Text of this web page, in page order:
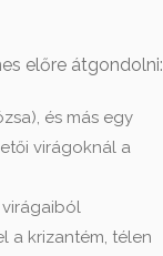
előre átgondolni:
és más egy
virágoknál a
a krizantém, télen